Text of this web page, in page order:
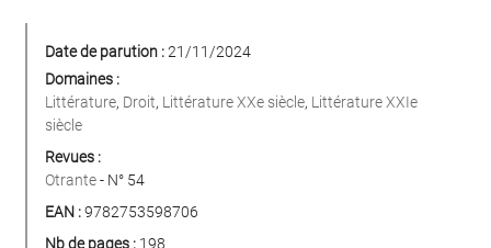
Date de parution :21/11/2024
Domaines :
Littérature, Droit, Littérature XXe siècle, Littérature XXIe
siècle
Revues :
Otrante- N° 54
EAN :9782753598706
Nb de pages : 198